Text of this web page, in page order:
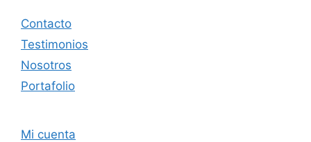
Contacto
Testimonios
Nosotros
Portafolio
Mi cuenta